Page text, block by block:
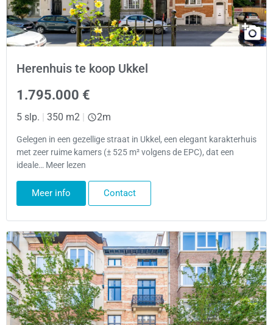
Herenhuis te koop Ukkel
1.795.000 €
5 slp. | 350 m2 | 2m
Gelegen in een gezellige straat in Ukkel, een elegant karakterhuis
met zeer ruime kamers (± 525 m² volgens de EPC), dat een
ideale… Meer lezen
Meer info Contact